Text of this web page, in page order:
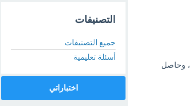
اذا كان لديك إجابة افضل او هناك خطأ في الإجابة علي سؤال عددان مجموعهما ٨ ، وحاصل
التصنيفات
جميع التصنيفات
أسئلة تعليمية
اختباراتي